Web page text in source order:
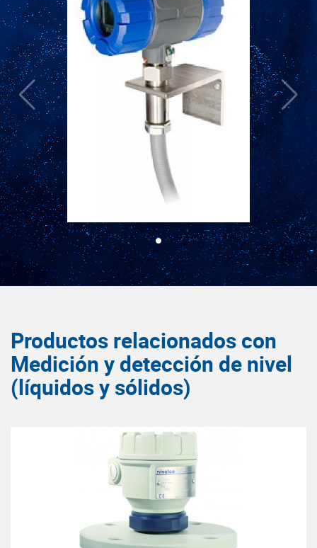
Productos relacionados con
Medición y detección de nivel
(líquidos y sólidos)